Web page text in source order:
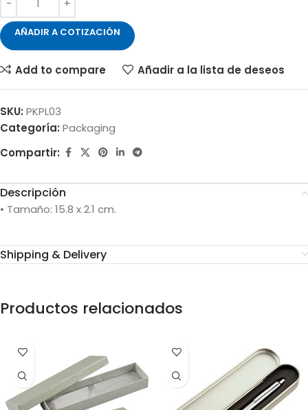
AÑADIR A COTIZACIÓN
Add to compare Añadir a la lista de deseos
SKU: PKPL03
Categoría: Packaging
Compartir:
Descripción
• Tamaño: 15.8 x 2.1 cm.
Shipping & Delivery
Productos relacionados